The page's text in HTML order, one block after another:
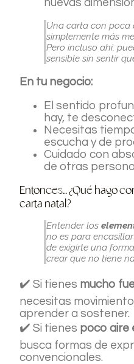
Una carta con poca
simplemente más
Pero incluso ahí,
sensible sin sentir
En tu negocio:
El sentido
hay, te
Necesitas
escucha y de
Cuidado con
de otras
Entonces… ¿Qué hago
carta natal?
Entender los
no es para
de exigirte una
crear que no tiene
✔️ Si tienes mucho
necesitas
aprender a sostener.
✔️ Si tienes poco aire
busca formas de
convencionales.